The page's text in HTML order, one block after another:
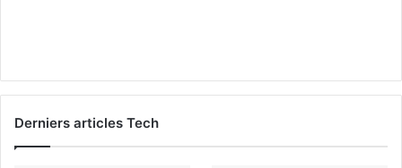
Derniers articles Tech